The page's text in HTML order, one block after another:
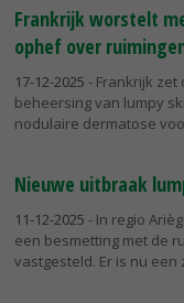
Frankrijk worstelt
ophef over
17-12-2025 - Frankrijk
beheersing van lumpy
nodulaire dermatose
Nieuwe uitbraak
11-12-2025 - In regio
een besmetting met de
vastgesteld. Er is nu